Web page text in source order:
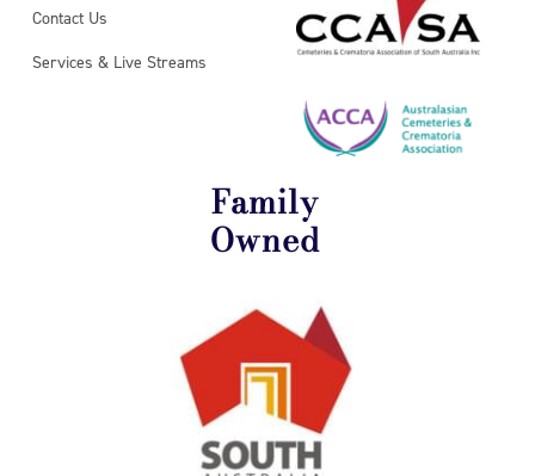
Contact Us
Services & Live Streams
Family
Owned